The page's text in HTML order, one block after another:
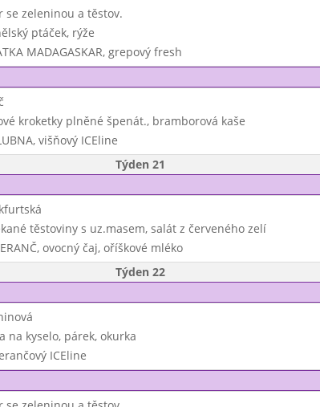
se zeleninou a těstov.
ptáček, rýže
MADAGASKAR, grepový fresh
kroketky plněné špenát., bramborová kaše
višňový ICEline
Týden 21
těstoviny s uz.masem, salát z červeného zelí
ovocný čaj, oříškové mléko
Týden 22
na kyselo, párek, okurka
ICEline